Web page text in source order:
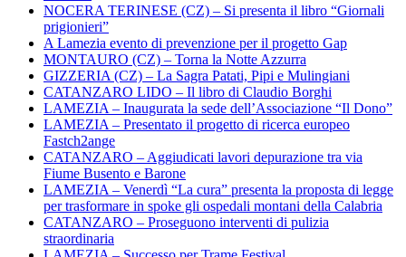
NOCERA TERINESE (CZ) – Si presenta il libro “Giornali
prigionieri”
A Lamezia evento di prevenzione per il progetto Gap
MONTAURO (CZ) – Torna la Notte Azzurra
GIZZERIA (CZ) – La Sagra Patati, Pipi e Mulingiani
CATANZARO LIDO – Il libro di Claudio Borghi
LAMEZIA – Inaugurata la sede dell’Associazione “Il Dono”
LAMEZIA – Presentato il progetto di ricerca europeo
Fastch2ange
CATANZARO – Aggiudicati lavori depurazione tra via
Fiume Busento e Barone
LAMEZIA – Venerdì “La cura” presenta la proposta di legge
per trasformare in spoke gli ospedali montani della Calabria
CATANZARO – Proseguono interventi di pulizia
straordinaria